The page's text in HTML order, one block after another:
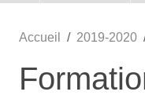
Accueil 2019-2020